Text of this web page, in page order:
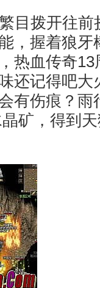
目拨开往前
，握着狼牙
热血传奇
还记得吧大
有伤痕？雨
矿，得到